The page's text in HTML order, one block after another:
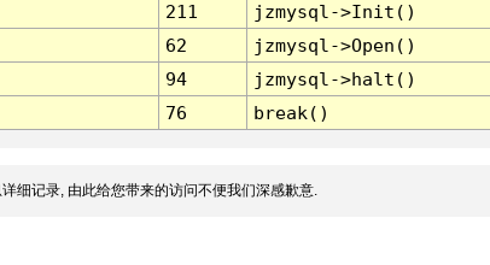
211
jzmysql->Init()
62
jzmysql->Open()
94
jzmysql->halt()
76 break()
细记录, 由此给您带来的访问不便我们深感歉意.